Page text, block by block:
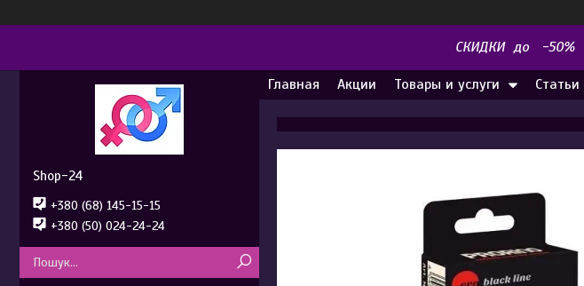
СКИДКИ до -50%
Главная Акции Товары и услуги Статьи
Shop-24
+380 (68) 145-15-15
+380 (50) 024-24-24